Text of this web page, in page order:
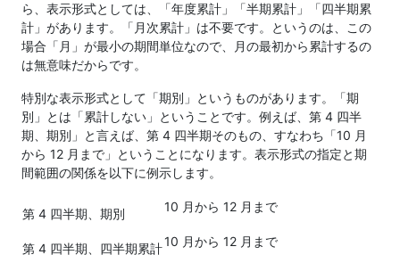
ら、表示形式としては、「年度累計」「半期累計」「四半期累
計」があります。「月次累計」は不要です。というのは、この
場合「月」が最小の期間単位なので、月の最初から累計するの
は無意味だからです。
特別な表示形式として「期別」というものがあります。「期
別」とは「累計しない」ということです。例えば、第 4 四半
期、期別」と言えば、第 4 四半期そのもの、すなわち「10 月
から 12 月まで」ということになります。表示形式の指定と期
間範囲の関係を以下に例示します。
第 4 四半期、期別 10 月から 12 月まで
第 4 四半期、四半期累計10 月から 12 月まで